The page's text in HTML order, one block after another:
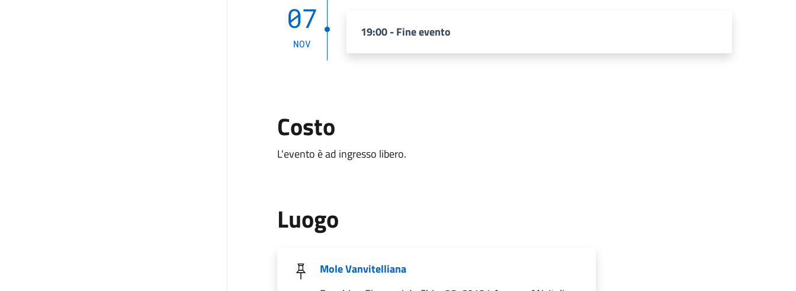
07
NOV
19:00 - Fine evento
Costo
L'evento è ad ingresso libero.
Luogo
Mole Vanvitelliana